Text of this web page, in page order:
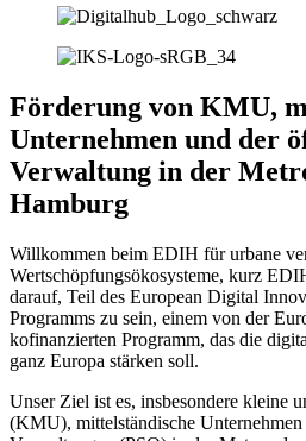
Förderung von KMU,
Unternehmen und der
Verwaltung in der
Hamburg
Willkommen beim EDIH für urbane
Wertschöpfungsökosysteme, kurz
darauf, Teil des European Digital
Programms zu sein, einem von der
kofinanzierten Programm, das die
ganz Europa stärken soll.
Unser Ziel ist es, insbesondere kleine
(KMU), mittelständische